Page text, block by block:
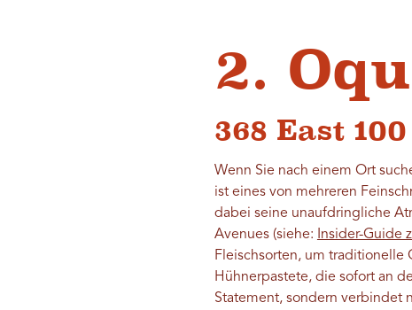
2.
368 East
Wenn Sie nach einem Ort
ist eines von mehreren
dabei seine unaufdringliche
Avenues (siehe:
Insider-Guide
Fleischsorten, um traditionelle
Hühnerpastete, die sofort an
Statement, sondern verbindet